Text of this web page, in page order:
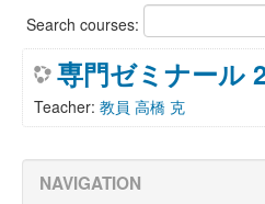
Search courses:
専門ゼミナール
Teacher: 教員 高橋 克
NAVIGATION